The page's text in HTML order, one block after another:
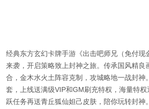
经典东方玄幻卡牌手游《出击吧师兄（免付现
来袭，开启策略致上封神之旅。传承国风精良
合，金木水火土阵容克制，攻城略地一战封神
套，上线送满级VIP和GM刷充特权，海量特
跃任务再送青丘狐仙妲己皮肤，陪你玩转封神